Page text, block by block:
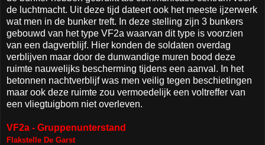
de luchtmacht. Uit deze tijd dateert ook het meeste ijzerwerk
wat men in de bunker treft. In deze stelling zijn 3 bunkers
gebouwd van het type VF2a waarvan dit type is voorzien
van een dagverblijf. Hier konden de soldaten overdag
verblijven maar door de dunwandige muren bood deze
ruimte nauwelijks bescherming tijdens een aanval. In het
betonnen nachtverblijf was men veilig tegen beschietingen
maar ook deze ruimte zou vermoedelijk een voltreffer van
een vliegtuigbom niet overleven.
VF2a - Gruppenunterstand
Flakstelle De Garst